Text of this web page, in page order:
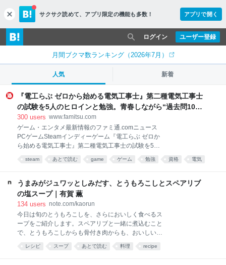
c
l
o
s
サクサク読めて、 アプリ限定の機能も多数！ アプリで開く
ユーザー登録
ログイン
月間ブクマ数ランキング（2026年7月）
人気 新着
『電工らぶ ゼロから始める電気工事士』第二種電気工事士
の試験を5人のヒロインと勉強。青春しながら“過去問1000
問”や“本番形式CBT模擬試験”で本格的に学べるノベルゲー
ム | ゲーム・エンタメ最新情報のファミ通.com
300 users www.famitsu.com
ゲーム・エンタメ最新情報のファミ通.comニュース
PCゲームSteamインディーゲーム『電工らぶ ゼロか
ら始める電気工事士』第二種電気工事士の試験を5人
のヒロインと勉強。青春しながら“過去問1000問”や“本
番形式CBT模擬試験”で本格的に学べるノベルゲーム
steam あとで読む game ゲーム 勉強 資格 電気
うまみがジュワッとしみだす、とうもろこしとスペアリブ
の塩スープ｜有賀 薫
134 users note.com/kaorun
今日は旬のとうもろこしを、さらにおいしく食べるス
ープをご紹介します。スペアリブと一緒に煮込むこと
で、とうもろこしからも骨付き肉からも、おいしい出
汁がとれるのです。作り方は「切って、煮込むだけ」
と、極めてシンプル。ぜひお試しください！ この記事
レシピ スープ あとで読む 料理 recipe